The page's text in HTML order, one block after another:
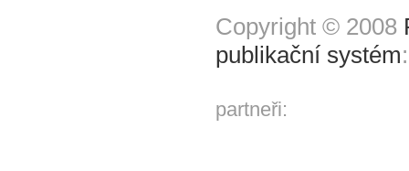
Copyright © 2008
publikační systém
partneři: